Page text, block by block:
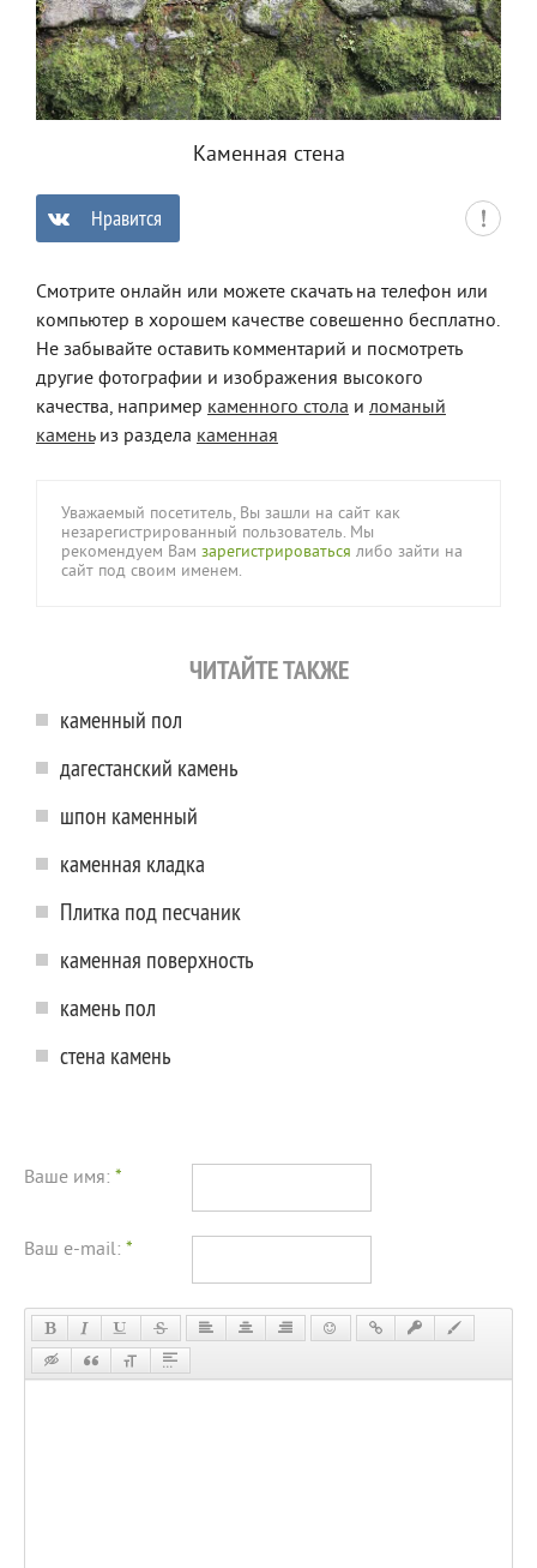
Каменная стена
Нравится
Смотрите онлайн или можете скачать на телефон или
компьютер в хорошем качестве совешенно бесплатно.
Не забывайте оставить комментарий и посмотреть
другие фотографии и изображения высокого
качества, например каменного стола и ломаный
каменьиз раздела каменная
Уважаемый посетитель, Вы зашли на сайт как
незарегистрированный пользователь. Мы
рекомендуем Вам зарегистрироваться либо зайти на
сайт под своим именем.
ЧИТАЙТЕ ТАКЖЕ
каменный пол
дагестанский камень
шпон каменный
каменная кладка
Плитка под песчаник
каменная поверхность
камень пол
стена камень
Ваше имя: *
Ваш e-mail: *